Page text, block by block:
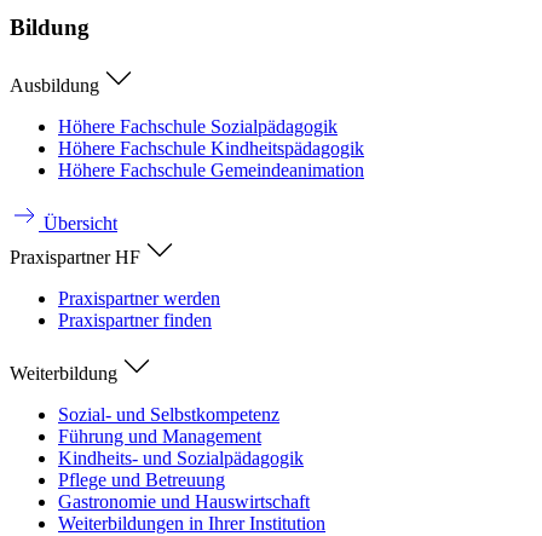
Bildung
Ausbildung
Höhere Fachschule Sozialpädagogik
Höhere Fachschule Kindheitspädagogik
Höhere Fachschule Gemeindeanimation
Übersicht
Praxispartner HF
Praxispartner werden
Praxispartner finden
Weiterbildung
Sozial- und Selbstkompetenz
Führung und Management
Kindheits- und Sozialpädagogik
Pflege und Betreuung
Gastronomie und Hauswirtschaft
Weiterbildungen in Ihrer Institution